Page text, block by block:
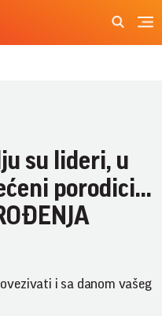
su lideri, u
porodici...
i sa danom vašeg